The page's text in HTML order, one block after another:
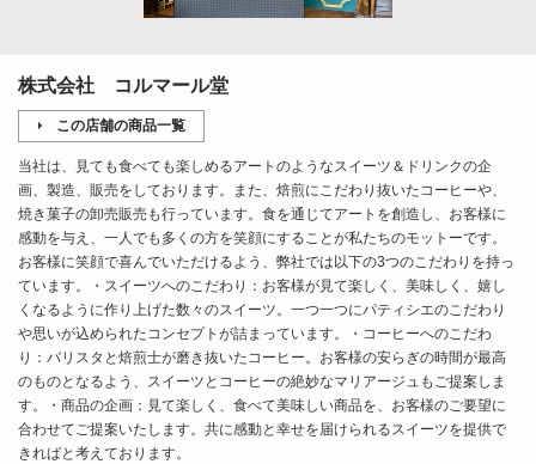
株式会社 コルマール堂
この店舗の商品一覧
当社は、見ても食べても楽しめるアートのようなスイーツ＆ドリンクの企
画、製造、販売をしております。また、焙煎にこだわり抜いたコーヒーや、
焼き菓子の卸売販売も行っています。食を通じてアートを創造し、お客様に
感動を与え、一人でも多くの方を笑顔にすることが私たちのモットーです。
お客様に笑顔で喜んでいただけるよう、弊社では以下の3つのこだわりを持っ
ています。・スイーツへのこだわり：お客様が見て楽しく、美味しく、嬉し
くなるように作り上げた数々のスイーツ。一つ一つにパティシエのこだわり
や思いが込められたコンセプトが詰まっています。・コーヒーへのこだわ
り：バリスタと焙煎士が磨き抜いたコーヒー。お客様の安らぎの時間が最高
のものとなるよう、スイーツとコーヒーの絶妙なマリアージュもご提案しま
す。・商品の企画：見て楽しく、食べて美味しい商品を、お客様のご要望に
合わせてご提案いたします。共に感動と幸せを届けられるスイーツを提供で
きればと考えております。